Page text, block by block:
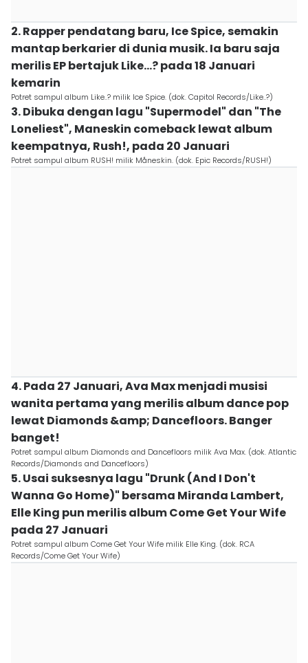
2. Rapper pendatang baru, Ice Spice, semakin
mantap berkarier di dunia musik. Ia baru saja
merilis EP bertajuk Like...? pada 18 Januari
kemarin
Potret sampul album Like..? milik Ice Spice. (dok. Capitol Records/Like..?)
3. Dibuka dengan lagu "Supermodel" dan "The
Loneliest", Maneskin comeback lewat album
keempatnya, Rush!, pada 20 Januari
Potret sampul album RUSH! milik Måneskin. (dok. Epic Records/RUSH!)
4. Pada 27 Januari, Ava Max menjadi musisi
wanita pertama yang merilis album dance pop
lewat Diamonds &amp; Dancefloors. Banger
banget!
Potret sampul album Diamonds and Dancefloors milik Ava Max. (dok. Atlantic
Records/Diamonds and Dancefloors)
5. Usai suksesnya lagu "Drunk (And I Don't
Wanna Go Home)" bersama Miranda Lambert,
Elle King pun merilis album Come Get Your Wife
pada 27 Januari
Potret sampul album Come Get Your Wife milik Elle King. (dok. RCA
Records/Come Get Your Wife)